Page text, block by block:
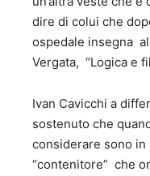
dire di colui che
ospedale insegna
Vergata, “Logica e
Ivan Cavicchi a
sostenuto che
considerare sono in
“contenitore” che